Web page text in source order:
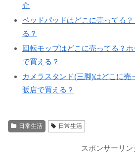
介
ベッドパッドはどこに売ってる
る？
回転モップはどこに売ってる？
で買える？
カメラスタンド(三脚)はどこに売
販店で買える？
日常生活 日常生活
スポンサーリン